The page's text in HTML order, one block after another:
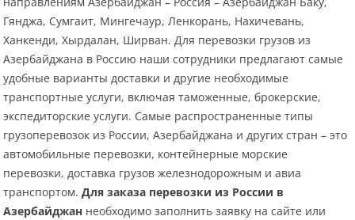
Гянджа, Сумгаит, Мингечаур, Ленкорань, Нахичевань,
Ханкенди, Хырдалан, Ширван. Для перевозки грузов из
Азербайджана в Россию наши сотрудники предлагают самые
удобные варианты доставки и другие необходимые
транспортные услуги, включая таможенные, брокерские,
экспедиторские услуги. Самые распространенные типы
грузоперевозок из России, Азербайджана и других стран – это
автомобильные перевозки, контейнерные морские
перевозки, доставка грузов железнодорожным и авиа
транспортом.Для заказа перевозки из России в
Азербайджан необходимо заполнить заявку на сайте или